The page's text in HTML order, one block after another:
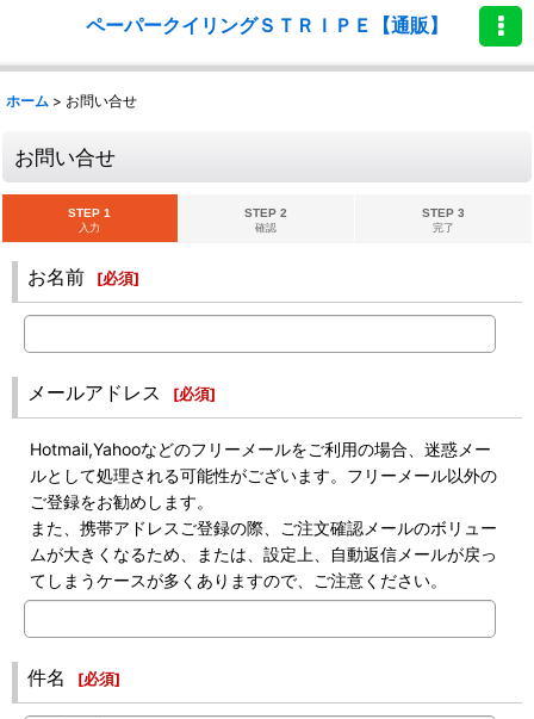
ペーパークイリングＳＴＲＩＰＥ【通販】
ホーム > お問い合せ
お問い合せ
STEP 1
入力
STEP 2
確認
STEP 3
完了
お名前 [必須]
メールアドレス [必須]
Hotmail,Yahooなどのフリーメールをご利用の場合、迷惑メー
ルとして処理される可能性がございます。フリーメール以外の
ご登録をお勧めします。
また、携帯アドレスご登録の際、ご注文確認メールのボリュー
ムが大きくなるため、または、設定上、自動返信メールが戻っ
てしまうケースが多くありますので、ご注意ください。
件名 [必須]